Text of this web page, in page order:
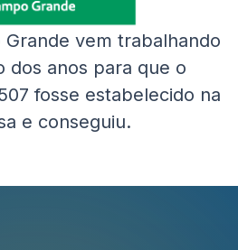
Grande vem trabalhando
dos anos para que o
fosse estabelecido na
e conseguiu.